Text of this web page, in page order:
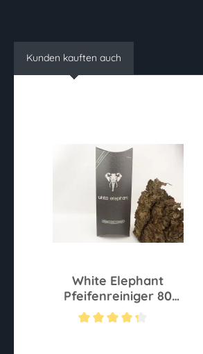
Kunden kauften auch
White Elephant
Pfeifenreiniger 80
Stück